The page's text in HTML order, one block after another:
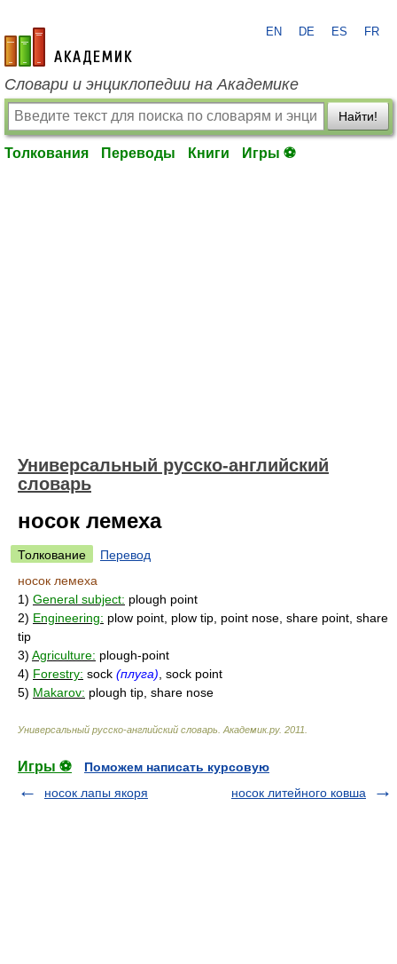
academic.ru
EN DE ES FR
Словари и энциклопедии на Академике
Найти!
Толкования Переводы Книги Игры ⚽
Универсальный русско-английский
словарь
носок лемеха
Толкование
Перевод
носок лемеха
1) General subject: plough point
2) Engineering: plow point, plow tip, point nose, share point, share
tip
3) Agriculture: plough-point
4) Forestry: sock (плуга) , sock point
5) Makarov: plough tip, share nose
Универсальный русско-английский словарь Академик.ру. 2011
Игры ⚽
Поможем написать курсовую
носок лапы якоря
носок литейного ковша